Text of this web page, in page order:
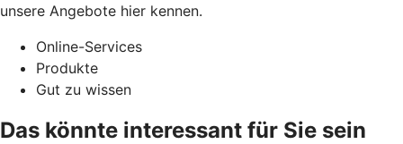
unsere Angebote hier kennen.
Online-Services
Produkte
Gut zu wissen
Das könnte interessant für Sie sein